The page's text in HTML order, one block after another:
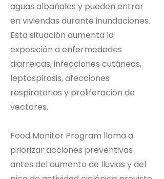
aguas albañales y pueden entrar
en viviendas durante inundaciones.
Esta situación aumenta la
exposición a enfermedades
diarreicas, infecciones cutáneas,
leptospirosis, afecciones
respiratorias y proliferación de
vectores.
Food Monitor Program llama a
priorizar acciones preventivas
antes del aumento de lluvias y del